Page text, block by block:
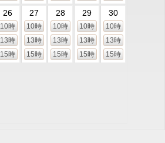
26
10時
13時
15時
27
10時
13時
15時
28
10時
13時
15時
29
10時
13時
15時
30
10時
13時
15時